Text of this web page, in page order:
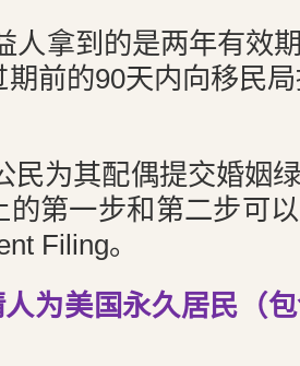
人拿到的是两年有效
前的90天内向移民
民为其配偶提交婚姻
的第一步和第二步可
Filing。
人为美国永久居民（